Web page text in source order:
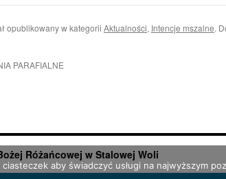
opublikowany w kategorii Aktualności, Intencje mszalne.
PARAFIALNE
Różańcowej w Stalowej Woli
aby świadczyć usługi na najwyższym